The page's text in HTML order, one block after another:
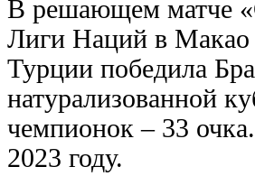
В решающем матче
Лиги Наций в Макао
Турции победила
натурализованной
чемпионок – 33
2023 году.